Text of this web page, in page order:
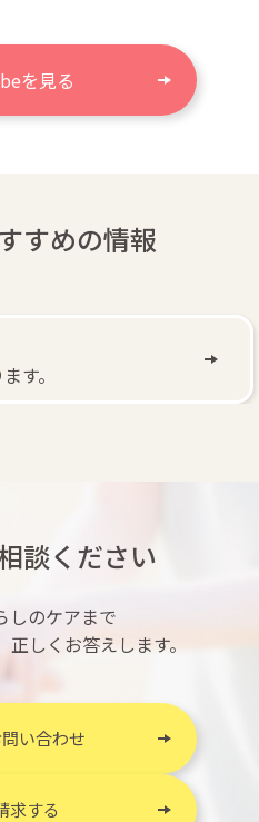
を見る
すめの情報
す。
談ください
しのケアまで
しくお答えします。
い合わせ
求する